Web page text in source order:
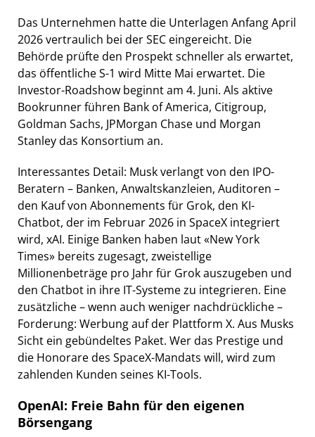
Das Unternehmen hatte die Unterlagen Anfang April
2026 vertraulich bei der SEC eingereicht. Die
Behörde prüfte den Prospekt schneller als erwartet,
das öffentliche S-1 wird Mitte Mai erwartet. Die
Investor-Roadshow beginnt am 4. Juni. Als aktive
Bookrunner führen Bank of America, Citigroup,
Goldman Sachs, JPMorgan Chase und Morgan
Stanley das Konsortium an.
Interessantes Detail: Musk verlangt von den IPO-
Beratern – Banken, Anwaltskanzleien, Auditoren –
den Kauf von Abonnements für Grok, den KI-
Chatbot, der im Februar 2026 in SpaceX integriert
wird, xAI. Einige Banken haben laut «New York
Times» bereits zugesagt, zweistellige
Millionenbeträge pro Jahr für Grok auszugeben und
den Chatbot in ihre IT-Systeme zu integrieren. Eine
zusätzliche – wenn auch weniger nachdrückliche –
Forderung: Werbung auf der Plattform X. Aus Musks
Sicht ein gebündeltes Paket. Wer das Prestige und
die Honorare des SpaceX-Mandats will, wird zum
zahlenden Kunden seines KI-Tools.
OpenAI: Freie Bahn für den eigenen
Börsengang